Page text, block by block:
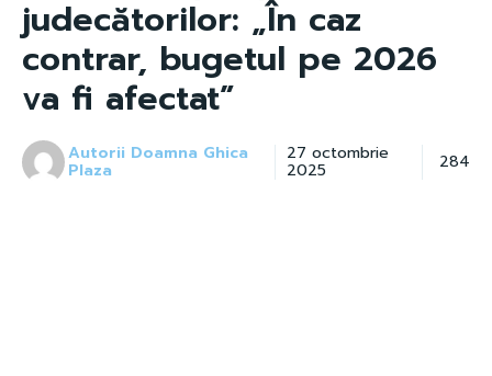
judecătorilor: „În caz
contrar, bugetul pe 2026
va fi afectat”
Autorii Doamna Ghica
Plaza
27 octombrie
2025 284